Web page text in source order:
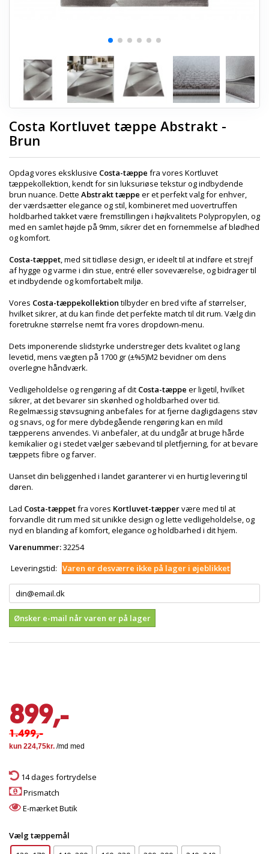
Costa Kortluvet tæppe Abstrakt -
Brun
Opdag vores eksklusive Costa-tæppe fra vores Kortluvet
tæppekollektion, kendt for sin luksuriøse tekstur og indbydende
brun nuance. Dette Abstrakt tæppe er et perfekt valg for enhver,
der værdsætter elegance og stil, kombineret med uovertruffen
holdbarhed takket være fremstillingen i højkvalitets Polypropylen, og
med en samlet højde på 9mm, sikrer det en fornemmelse af blødhed
og komfort.
Costa-tæppet, med sit tidløse design, er ideelt til at indføre et strejf
af hygge og varme i din stue, entré eller soveværelse, og bidrager til
et indbydende og komfortabelt miljø.
Vores Costa-tæppekollektion tilbyder en bred vifte af størrelser,
hvilket sikrer, at du kan finde det perfekte match til dit rum. Vælg din
foretrukne størrelse nemt fra vores dropdown-menu.
Dets imponerende slidstyrke understreger dets kvalitet og lang
levetid, mens vægten på 1700 gr (±%5)M2 bevidner om dens
overlegne håndværk.
Vedligeholdelse og rengøring af dit Costa-tæppe er ligetil, hvilket
sikrer, at det bevarer sin skønhed og holdbarhed over tid.
Regelmæssig støvsugning anbefales for at fjerne dagligdagens støv
og snavs, og for mere dybdegående rengøring kan en mild
tæpperens anvendes. Vi anbefaler, at du undgår at bruge hårde
kemikalier og i stedet vælger sæbevand til pletfjerning, for at bevare
tæppets fibre og farver.
Uanset din beliggenhed i landet garanterer vi en hurtig levering til
døren.
Lad Costa-tæppetfra vores Kortluvet-tæppervære med til at
forvandle dit rum med sit unikke design og lette vedligeholdelse, og
nyd en blanding af komfort, elegance og holdbarhed i dit hjem.
Varenummer:32254
Leveringstid: Varen er desværre ikke på lager i øjeblikket
Ønsker e-mail når varen er på lager
899,-
1.499,-
14 dages fortrydelse
Prismatch
E-mærket Butik
Vælg tæppemål